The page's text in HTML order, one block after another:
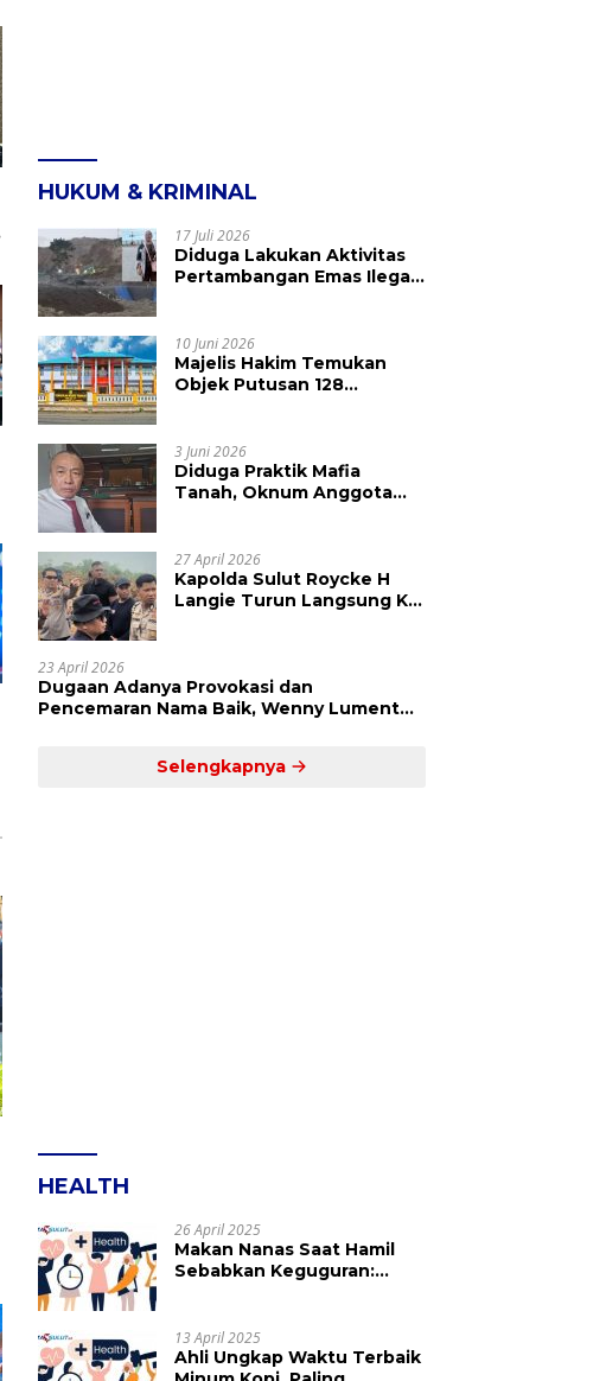
HUKUM & KRIMINAL
17 Juli 2026
Diduga Lakukan Aktivitas
Pertambangan Emas Ilegal
Tangkap Vinni Sondakh
10 Juni 2026
Majelis Hakim Temukan
Objek Putusan 128
Atas Putusan PN Tondano
3 Juni 2026
Diduga Praktik Mafia
Tanah, Oknum Anggota
27 April 2026
Kapolda Sulut Roycke H
Langie Turun Langsung Ke
23 April 2026
Dugaan Adanya Provokasi dan
Pencemaran Nama Baik, Wenny Lumentut
Selengkapnya
HEALTH
26 April 2025
Makan Nanas Saat Hamil
Sebabkan Keguguran:
13 April 2025
Ahli Ungkap Waktu Terbaik